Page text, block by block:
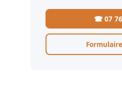
☎ 07